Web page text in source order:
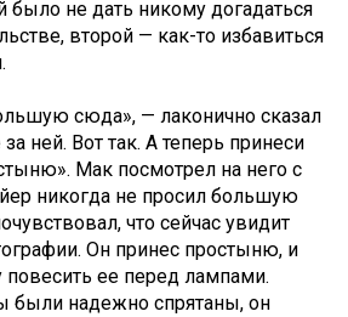
было не дать никому догадаться
второй — как-то избавиться
сюда», — лаконично сказал
ней. Вот так. А теперь принеси
Мак посмотрел на него с
никогда не просил большую
что сейчас увидит
Он принес простыню, и
ее перед лампами.
были надежно спрятаны, он